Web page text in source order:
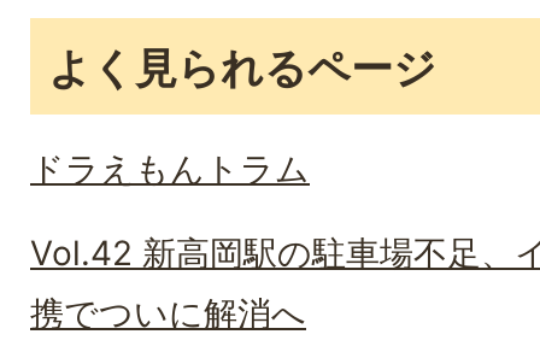
よく見られるページ
ドラえもんトラム
Vol.42 新高岡駅の駐車場不足、
携でついに解消へ